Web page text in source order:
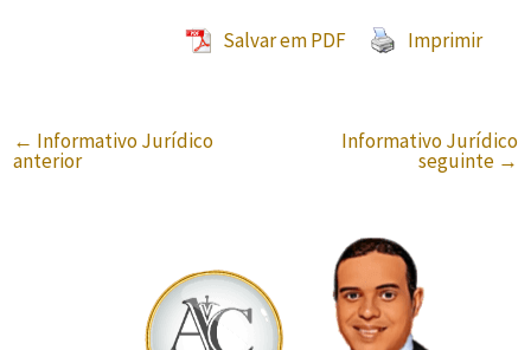
Salvar em PDF Imprimir
← Informativo Jurídico
anterior
Informativo Jurídico
seguinte →